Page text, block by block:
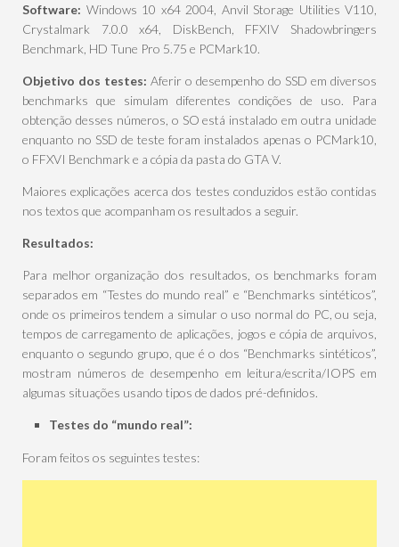
Software: Windows 10 x64 2004, Anvil Storage Utilities V110,
Crystalmark 7.0.0 x64, DiskBench, FFXIV Shadowbringers
Benchmark, HD Tune Pro 5.75 e PCMark10.
Objetivo dos testes: Aferir o desempenho do SSD em diversos
benchmarks que simulam diferentes condições de uso. Para
obtenção desses números, o SO está instalado em outra unidade
enquanto no SSD de teste foram instalados apenas o PCMark10,
o FFXVI Benchmark e a cópia da pasta do GTA V.
Maiores explicações acerca dos testes conduzidos estão contidas
nos textos que acompanham os resultados a seguir.
Resultados:
Para melhor organização dos resultados, os benchmarks foram
separados em “Testes do mundo real” e “Benchmarks sintéticos”,
onde os primeiros tendem a simular o uso normal do PC, ou seja,
tempos de carregamento de aplicações, jogos e cópia de arquivos,
enquanto o segundo grupo, que é o dos “Benchmarks sintéticos”,
mostram números de desempenho em leitura/escrita/IOPS em
algumas situações usando tipos de dados pré-definidos.
Testes do “mundo real”:
Foram feitos os seguintes testes: